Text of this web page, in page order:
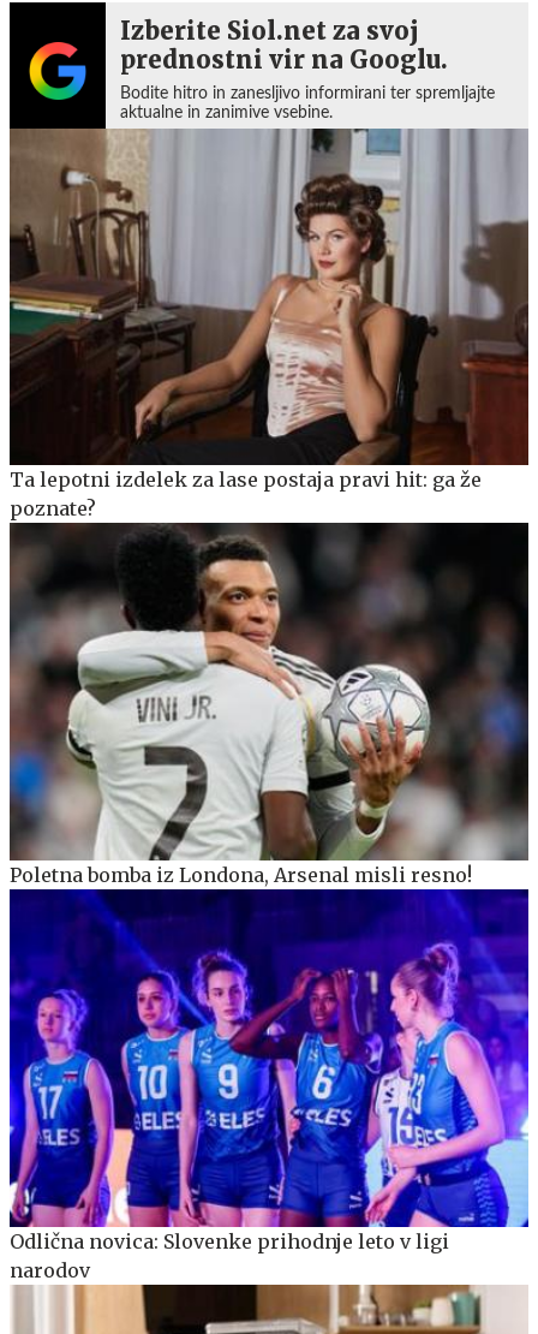
Izberite Siol.net za svoj
prednostni vir na Googlu.
Bodite hitro in zanesljivo informirani ter spremljajte
aktualne in zanimive vsebine.
Ta lepotni izdelek za lase postaja pravi hit: ga že
poznate?
Poletna bomba iz Londona, Arsenal misli resno!
Odlična novica: Slovenke prihodnje leto v ligi
narodov